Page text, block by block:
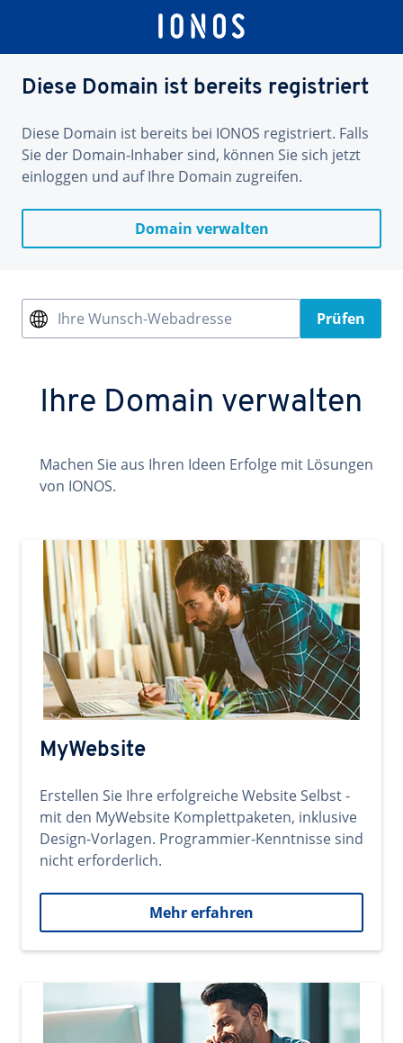
Diese Domain ist bereits registriert
Diese Domain ist bereits bei IONOS registriert. Falls
Sie der Domain-Inhaber sind, können Sie sich jetzt
einloggen und auf Ihre Domain zugreifen.
Domain verwalten
Ihre Wunsch-Webadresse Prüfen
Ihre Domain verwalten
Machen Sie aus Ihren Ideen Erfolge mit Lösungen
von IONOS.
MyWebsite
Erstellen Sie Ihre erfolgreiche Website Selbst -
mit den MyWebsite Komplettpaketen, inklusive
Design-Vorlagen. Programmier-Kenntnisse sind
nicht erforderlich.
Mehr erfahren